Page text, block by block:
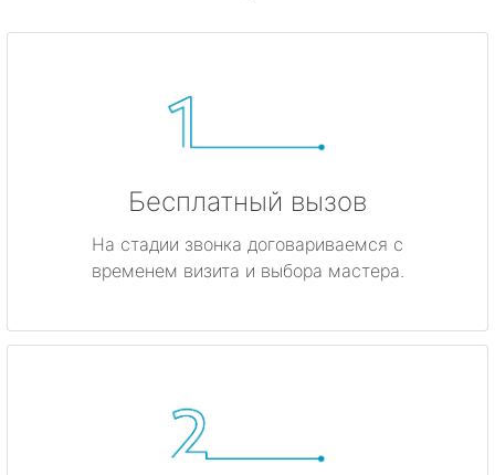
Бесплатный вызов
На стадии звонка договариваемся с
временем визита и выбора мастера.